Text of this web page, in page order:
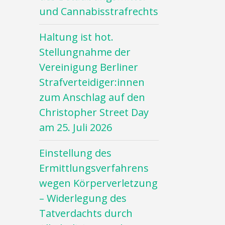
und Cannabisstrafrechts
Haltung ist hot.
Stellungnahme der
Vereinigung Berliner
Strafverteidiger:innen
zum Anschlag auf den
Christopher Street Day
am 25. Juli 2026
Einstellung des
Ermittlungsverfahrens
wegen Körperverletzung
– Widerlegung des
Tatverdachts durch